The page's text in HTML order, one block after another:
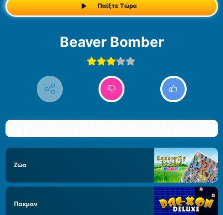
Παίξτε Τώρα
Beaver Bomber
Ζώα
Πακμαν